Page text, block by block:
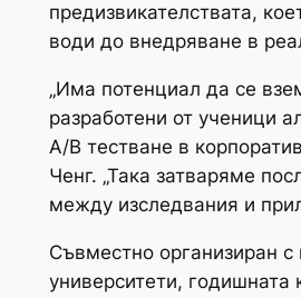
предизвикателствата,
води до внедряване в
„Има потенциал да се
разработени от ученици
A/B тестване в
Ченг. „Така затваряме
между изследвания и
Съвместно организиран с
университети, годишната